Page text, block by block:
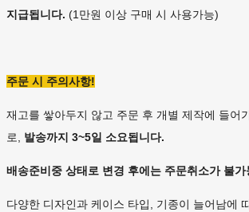
지급됩니다. (1만원 이상 구매 시 사용가능)
주문 시 주의사항!
재고를 쌓아두지 않고 주문 후 개별 제작에 들어
로, 발송까지 3~5일 소요됩니다.
배송준비중 상태로 변경 후에는 주문취소가 불가
다양한 디자인과 케이스 타입, 기종이 늘어남에